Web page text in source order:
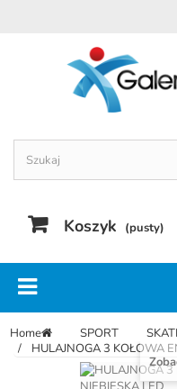
Koszyk (pusty)
Home SPORT
HULAJNOGA 3 KOŁOWA